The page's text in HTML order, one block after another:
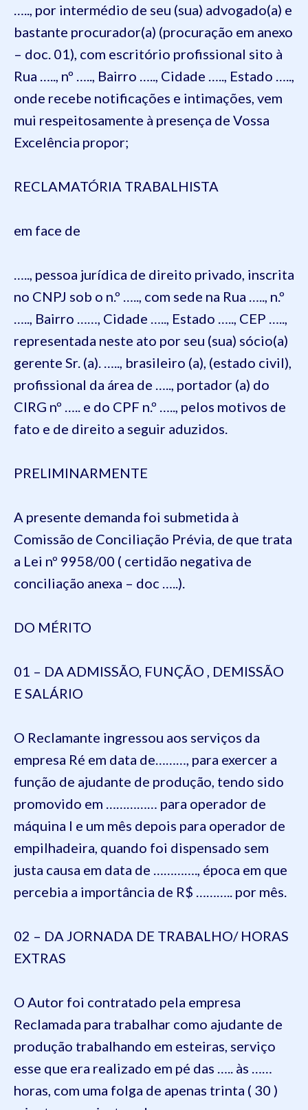
….., por intermédio de seu (sua) advogado(a) e
bastante procurador(a) (procuração em anexo
– doc. 01), com escritório profissional sito à
Rua ….., nº ….., Bairro ….., Cidade ….., Estado …..,
onde recebe notificações e intimações, vem
mui respeitosamente à presença de Vossa
Excelência propor;
RECLAMATÓRIA TRABALHISTA
em face de
….., pessoa jurídica de direito privado, inscrita
no CNPJ sob o n.º ….., com sede na Rua ….., n.º
….., Bairro ……, Cidade ….., Estado ….., CEP …..,
representada neste ato por seu (sua) sócio(a)
gerente Sr. (a). ….., brasileiro (a), (estado civil),
profissional da área de ….., portador (a) do
CIRG nº ….. e do CPF n.º ….., pelos motivos de
fato e de direito a seguir aduzidos.
PRELIMINARMENTE
A presente demanda foi submetida à
Comissão de Conciliação Prévia, de que trata
a Lei nº 9958/00 ( certidão negativa de
conciliação anexa – doc …..).
DO MÉRITO
01 – DA ADMISSÃO, FUNÇÃO , DEMISSÃO
E SALÁRIO
O Reclamante ingressou aos serviços da
empresa Ré em data de………, para exercer a
função de ajudante de produção, tendo sido
promovido em …………… para operador de
máquina I e um mês depois para operador de
empilhadeira, quando foi dispensado sem
justa causa em data de …………., época em que
percebia a importância de R$ ……….. por mês.
02 – DA JORNADA DE TRABALHO/ HORAS
EXTRAS
O Autor foi contratado pela empresa
Reclamada para trabalhar como ajudante de
produção trabalhando em esteiras, serviço
esse que era realizado em pé das ….. às ……
horas, com uma folga de apenas trinta ( 30 )